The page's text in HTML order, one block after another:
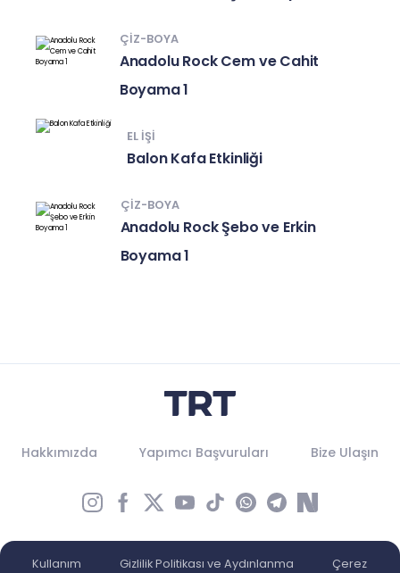
ÇIZ-BOYA
Anadolu Rock Cem ve Cahit
Boyama 1
EL IŞI
Balon Kafa Etkinliği
ÇIZ-BOYA
Anadolu Rock Şebo ve Erkin
Boyama 1
Hakkımızda Yapımcı Başvuruları Bize Ulaşın
Kullanım Gizlilik Politikası ve Aydınlanma Çerez